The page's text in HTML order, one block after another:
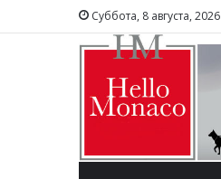
Суббота, 8 августа, 2026